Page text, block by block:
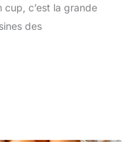
cup, c’est la grande
des